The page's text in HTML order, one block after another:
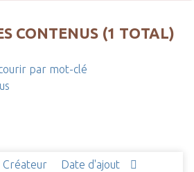
CONTENUS (1 TOTAL)
par mot-clé
Créateur Date d'ajout